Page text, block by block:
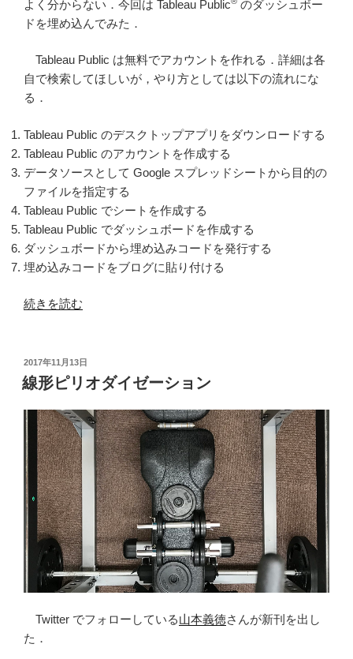
よく分からない．今回は Tableau Public
のダッシュボー
ドを埋め込んでみた．
Tableau Public は無料でアカウントを作れる．詳細は各
自で検索してほしいが，やり方としては以下の流れにな
る．
Tableau Public のデスクトップアプリをダウンロードする
Tableau Public のアカウントを作成する
データソースとして Google スプレッドシートから目的の
ファイルを指定する
Tableau Public でシートを作成する
Tableau Public でダッシュボードを作成する
ダッシュボードから埋め込みコードを発行する
埋め込みコードをブログに貼り付ける
“た
く
質
取
量
を
Tableau
で
グ
ラ
フ
化
す
続きを読む
投
稿
日:
2017年11月13日
線形ピリオダイゼーション
Twitter でフォローしている山本義徳さんが新刊を出し
た．